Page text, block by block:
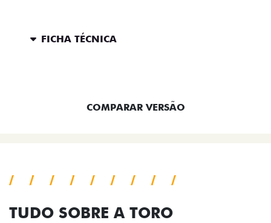
FICHA TÉCNICA
COMPARAR VERSÃO
TUDO SOBRE A TORO